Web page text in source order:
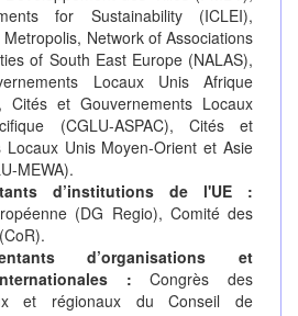
for Sustainability (ICLEI),
Network of Associations
of South East Europe (NALAS),
Locaux Unis Afrique
Cités et Gouvernements Locaux
(CGLU-ASPAC), Cités et
Locaux Unis Moyen-Orient et Asie
MEWA).
d’institutions de l'UE :
(DG Regio), Comité des
d’organisations et
: Congrès des
et régionaux du Conseil de